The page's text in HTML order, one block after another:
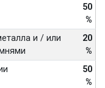
50
%
и / или
20
%
50
%